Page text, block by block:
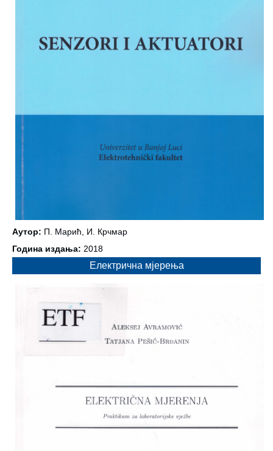
Аутор: П. Марић, И. Крчмар
Година издања: 2018
Електрична мјерења